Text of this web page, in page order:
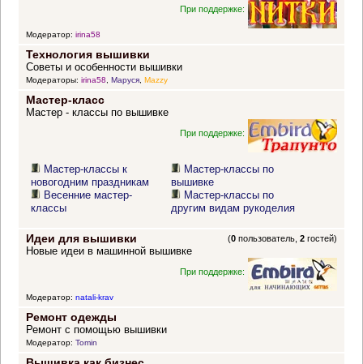
При поддержке:
Модератор: irina58
Технология вышивки
Советы и особенности вышивки
Модераторы: irina58, Маруся, Mazzy
Мастер-класс
Мастер - классы по вышивке
При поддержке:
Мастер-классы к
новогодним праздникам
Весенние мастер-
классы
Мастер-классы по
вышивке
Мастер-классы по
другим видам рукоделия
Идеи для вышивки (0 пользователь,2 гостей)
Новые идеи в машинной вышивке
При поддержке:
Модератор: natali-krav
Ремонт одежды
Ремонт с помощью вышивки
Модератор: Tomin